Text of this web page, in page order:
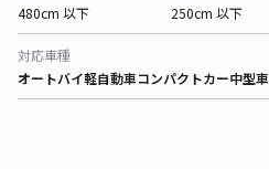
480cm 以下
250cm 以下
対応車種
オートバイ軽自動車コンパクトカー中型車